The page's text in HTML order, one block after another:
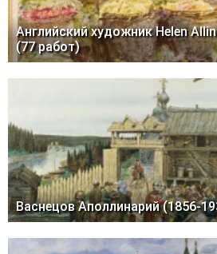
Английский художник Helen
(77 работ)
Васнецов Аполлинарий (1856-